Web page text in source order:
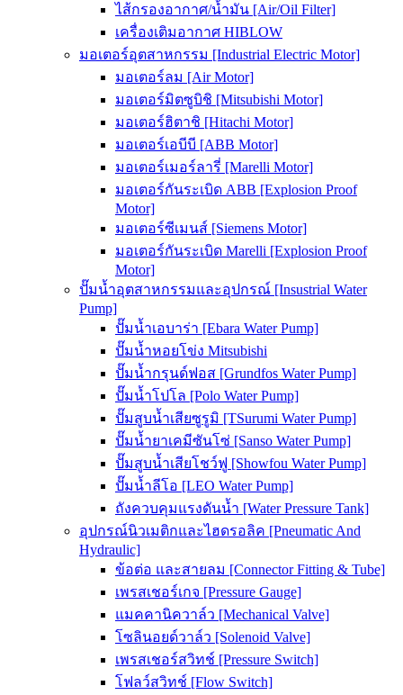
ไส้กรองอากาศ/น้ำมัน [Air/Oil Filter]
เครื่องเติมอากาศ HIBLOW
มอเตอร์อุตสาหกรรม [Industrial Electric Motor]
มอเตอร์ลม [Air Motor]
มอเตอร์มิตซูบิชิ [Mitsubishi Motor]
มอเตอร์ฮิตาชิ [Hitachi Motor]
มอเตอร์เอบีบี [ABB Motor]
มอเตอร์เมอร์ลารี่ [Marelli Motor]
มอเตอร์กันระเบิด ABB [Explosion Proof
Motor]
มอเตอร์ซีเมนส์ [Siemens Motor]
มอเตอร์กันระเบิด Marelli [Explosion Proof
Motor]
ปั๊มน้ำอุตสาหกรรมและอุปกรณ์ [Insustrial Water
Pump]
ปั๊มน้ำเอบาร่า [Ebara Water Pump]
ปั๊มน้ำหอยโข่ง Mitsubishi
ปั๊มน้ำกรุนด์ฟอส [Grundfos Water Pump]
ปั๊มน้ำโปโล [Polo Water Pump]
ปั๊มสูบน้ำเสียซูรูมิ [TSurumi Water Pump]
ปั๊มน้ำยาเคมีซันโซ่ [Sanso Water Pump]
ปั๊มสูบน้ำเสียโชว์ฟู [Showfou Water Pump]
ปั๊มน้ำลีโอ [LEO Water Pump]
ถังควบคุมแรงดันน้ำ [Water Pressure Tank]
อุปกรณ์นิวเมติกและไฮดรอลิค [Pneumatic And
Hydraulic]
ข้อต่อ และสายลม [Connector Fitting & Tube]
เพรสเชอร์เกจ [Pressure Gauge]
แมคคานิควาล์ว [Mechanical Valve]
โซลินอยด์วาล์ว [Solenoid Valve]
เพรสเชอร์สวิทช์ [Pressure Switch]
โฟลว์สวิทช์ [Flow Switch]